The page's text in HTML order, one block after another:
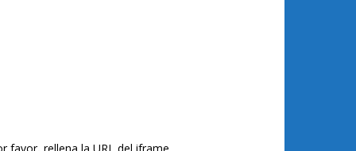
favor, rellena la URL del iframe